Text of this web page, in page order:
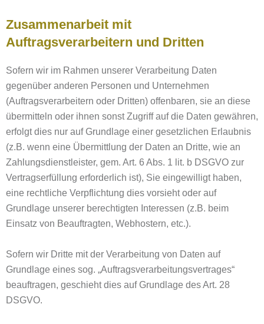
Zusammenarbeit mit
Auftragsverarbeitern und Dritten
Sofern wir im Rahmen unserer Verarbeitung Daten
gegenüber anderen Personen und Unternehmen
(Auftragsverarbeitern oder Dritten) offenbaren, sie an diese
übermitteln oder ihnen sonst Zugriff auf die Daten gewähren,
erfolgt dies nur auf Grundlage einer gesetzlichen Erlaubnis
(z.B. wenn eine Übermittlung der Daten an Dritte, wie an
Zahlungsdienstleister, gem. Art. 6 Abs. 1 lit. b DSGVO zur
Vertragserfüllung erforderlich ist), Sie eingewilligt haben,
eine rechtliche Verpflichtung dies vorsieht oder auf
Grundlage unserer berechtigten Interessen (z.B. beim
Einsatz von Beauftragten, Webhostern, etc.).
Sofern wir Dritte mit der Verarbeitung von Daten auf
Grundlage eines sog. „Auftragsverarbeitungsvertrages“
beauftragen, geschieht dies auf Grundlage des Art. 28
DSGVO.